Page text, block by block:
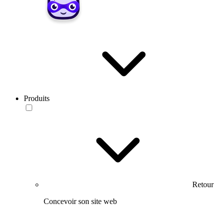
Produits
Retour
Concevoir son site web